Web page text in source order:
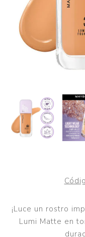
¡Luce un rostro
Lumi Matte en